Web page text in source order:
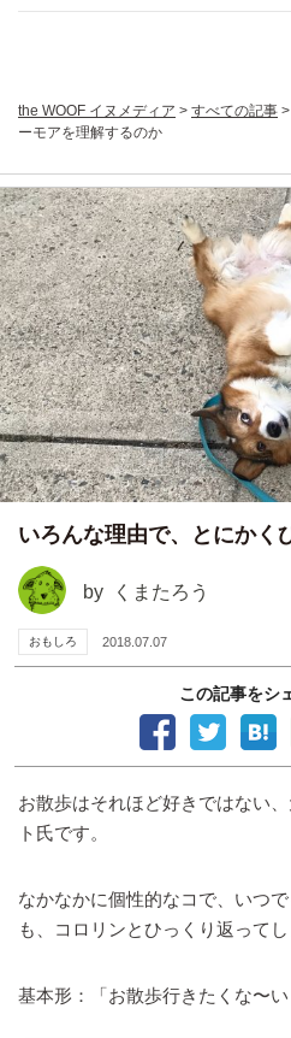
the WOOF イヌメディア > すべての記事 >
ーモアを理解するのか
いろんな理由で、とにかく
by くまたろう
おもしろ 2018.07.07
この記事をシ
お散歩はそれほど好きではない
ト氏です。
なかなかに個性的なコで、いつ
も、コロリンとひっくり返ってし
基本形：「お散歩行きたくな〜